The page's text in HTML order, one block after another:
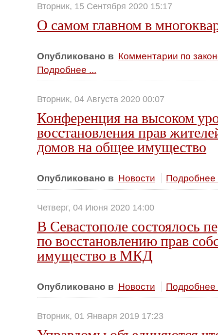
Вторник, 15 Сентября 2020 15:17
О самом главном в
Опубликовано в Комментарии по
Подробнее ...
Вторник, 04 Августа 2020 00:07
Конференция на высоком
восстановления прав
домов на общее имущество
Опубликовано в Новости Подробнее
Четверг, 04 Июня 2020 14:00
В Севастополе состоялось
по восстановлению прав
имущество в МКД
Опубликовано в Новости Подробнее
Вторник, 01 Января 2019 17:23